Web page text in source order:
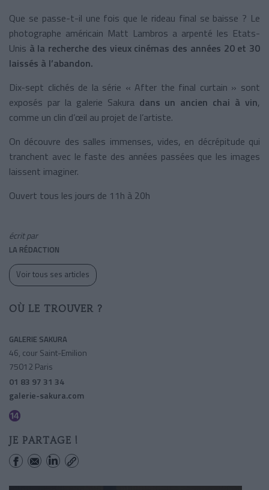
Que se passe-t-il une fois que le rideau final se baisse ? Le
photographe américain Matt Lambros a arpenté les Etats-
Unis à la recherche des vieux cinémas des années 20 et 30
laissés à l’abandon.
Dix-sept clichés de la série « After the final curtain » sont
exposés par la galerie Sakura dans un ancien chai à vin,
comme un clin d’œil au projet de l’artiste.
On découvre des salles immenses, vides, en décrépitude qui
tranchent avec le faste des années passées que les images
laissent imaginer.
Ouvert tous les jours de 11h à 20h
écrit par
LA RÉDACTION
Voir tous ses articles
OÙ LE TROUVER ?
GALERIE SAKURA
46, cour Saint-Emilion
75012 Paris
01 83 97 31 34
galerie-sakura.com
JE PARTAGE !